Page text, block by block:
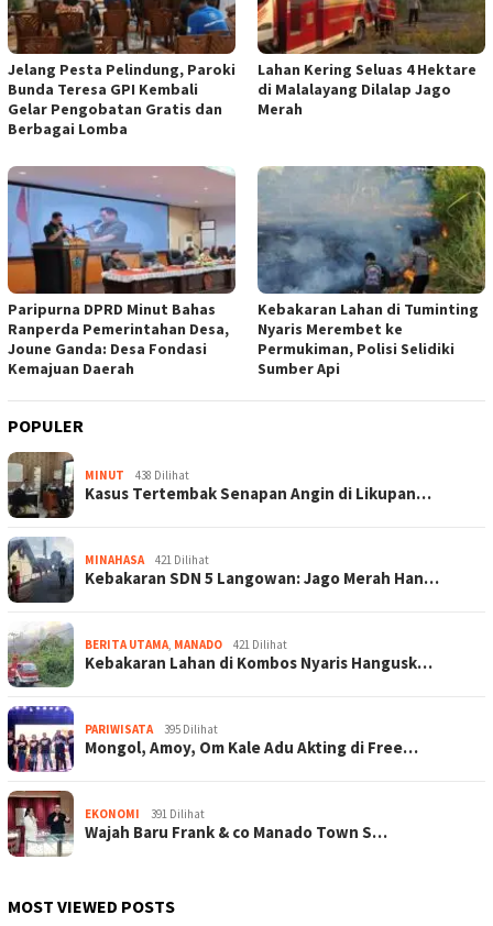
Jelang Pesta Pelindung, Paroki
Bunda Teresa GPI Kembali
Gelar Pengobatan Gratis dan
Berbagai Lomba
Lahan Kering Seluas 4 Hektare
di Malalayang Dilalap Jago
Merah
Paripurna DPRD Minut Bahas
Ranperda Pemerintahan Desa,
Joune Ganda: Desa Fondasi
Kemajuan Daerah
Kebakaran Lahan di Tuminting
Nyaris Merembet ke
Permukiman, Polisi Selidiki
Sumber Api
POPULER
MINUT 438 Dilihat
Kasus Tertembak Senapan Angin di Likupan…
MINAHASA 421 Dilihat
Kebakaran SDN 5 Langowan: Jago Merah Han…
BERITA UTAMA MANADO 421 Dilihat
Kebakaran Lahan di Kombos Nyaris Hangusk…
PARIWISATA 395 Dilihat
Mongol, Amoy, Om Kale Adu Akting di Free…
EKONOMI 391 Dilihat
Wajah Baru Frank & co Manado Town S…
MOST VIEWED POSTS